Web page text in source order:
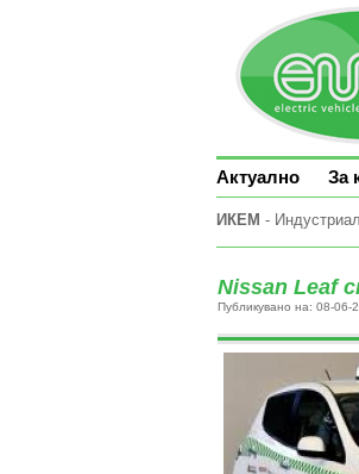
Актуално За
ИКЕМ -
Nissan Leaf
Публикувано на: 08-06-